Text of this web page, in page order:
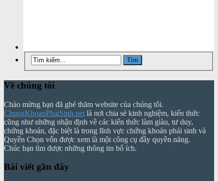
Về chúng tôi
Chào mừng bạn đã ghé thăm website của chúng tôi.
ChungKhoanPhaiSinh.net là nơi chia sẻ kinh nghiệm, kiến thức
cũng như những nhận định về các kiến thức làm giàu, tư duy,
chứng khoán, đặc biệt là trong lĩnh vực chứng khoán phái sinh và
Quyền Chọn vốn được xem là một công cụ đầy quyền năng.
Chúc bạn tìm được những thông tin bổ ích.
Bài viết gần đây